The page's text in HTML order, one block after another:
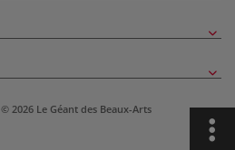
© 2026 Le Géant des Beaux-Arts